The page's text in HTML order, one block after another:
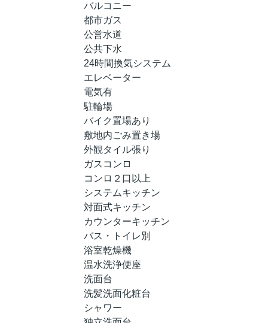
バルコニー
都市ガス
公営水道
公共下水
24時間換気システム
エレベーター
電気有
駐輪場
バイク置場あり
敷地内ごみ置き場
外観タイル張り
ガスコンロ
コンロ２口以上
システムキッチン
対面式キッチン
カウンターキッチン
バス・トイレ別
浴室乾燥機
温水洗浄便座
洗面台
洗髪洗面化粧台
シャワー